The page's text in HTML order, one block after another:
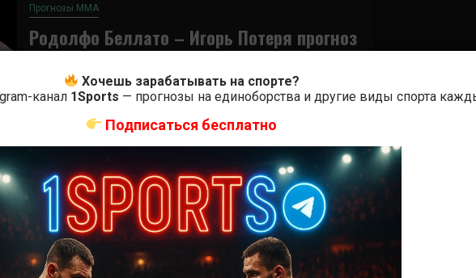
Прогнозы ММА
Родолфо Беллато – Игорь Потеря прогноз
на бой
2 года тому назад Решит Сабитов
2 декабря на турнире UFC Fight Night: Dariush vs.
бразильским дебютантом Родольфо Беллато...
Хочешь зарабатывать на спорте?
канал 1Sports — прогнозы на единоборства и другие виды спорта
Подписаться бесплатно